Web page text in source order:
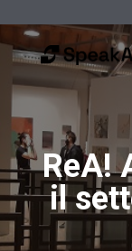
ReA!
il